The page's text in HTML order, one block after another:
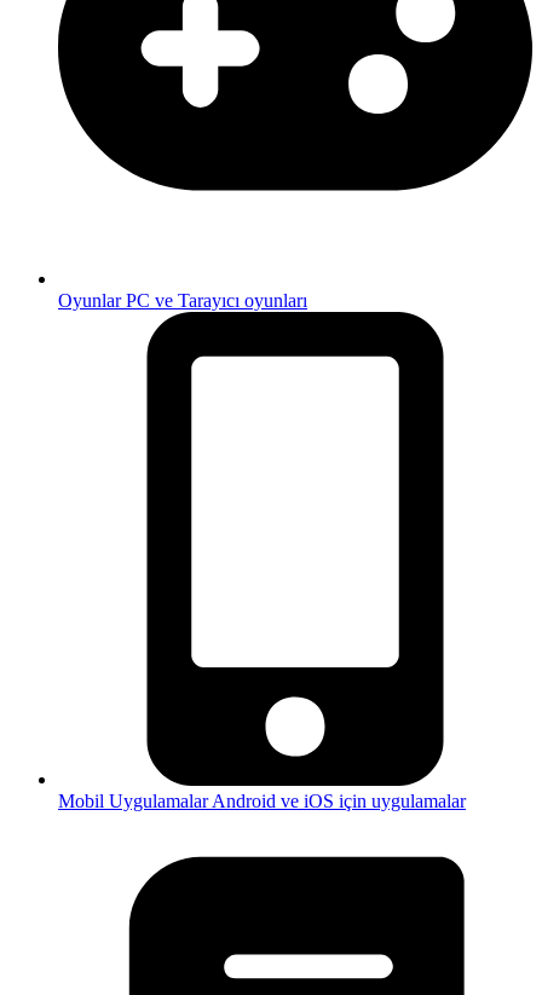
OyunlarPC ve Tarayıcı oyunları
Mobil UygulamalarAndroid ve iOS için uygulamalar